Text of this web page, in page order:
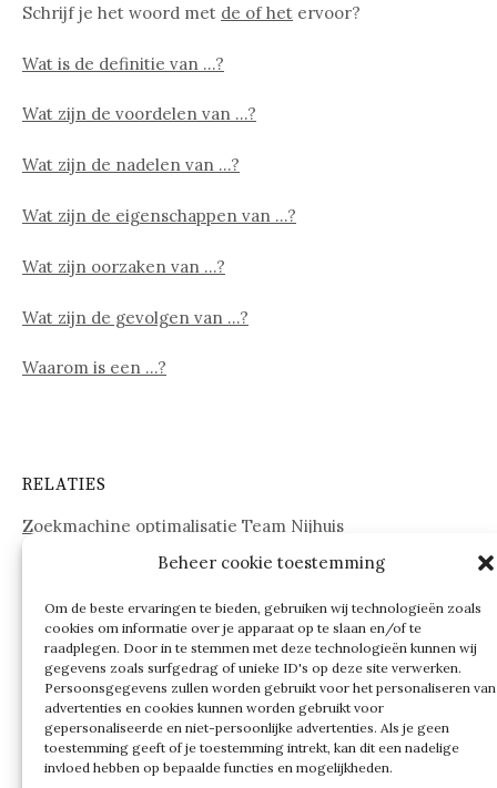
Beheer cookie toestemming
Om de beste ervaringen te bieden, gebruiken wij technologieën zoals
cookies om informatie over je apparaat op te slaan en/of te
raadplegen. Door in te stemmen met deze technologieën kunnen wij
gegevens zoals surfgedrag of unieke ID's op deze site verwerken.
Persoonsgegevens zullen worden gebruikt voor het personaliseren van
advertenties en cookies kunnen worden gebruikt voor
gepersonaliseerde en niet-persoonlijke advertenties. Als je geen
toestemming geeft of je toestemming intrekt, kan dit een nadelige
invloed hebben op bepaalde functies en mogelijkheden.
Schrijf je het woord met de of het ervoor?
Wat is de definitie van …?
Wat zijn de voordelen van …?
Wat zijn de nadelen van …?
Wat zijn de eigenschappen van …?
Wat zijn oorzaken van …?
Wat zijn de gevolgen van …?
Waarom is een …?
RELATIES
Zoekmachine optimalisatie Team Nijhuis